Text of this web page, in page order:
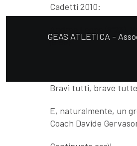
GEAS ATLETICA -
Cadetti 2010:
(8”89)
Bravi tutti, brave
E, naturalmente, un
Coach Davide